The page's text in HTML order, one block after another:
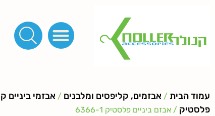
עמוד הבית / אבזמים, קליפסים ומלבנים / אבזמי ביניים
פלסטיק / אבזם ביניים פלסטיק 6366-1